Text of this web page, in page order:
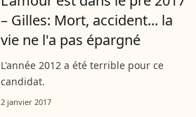
– Gilles: Mort, accident... la
vie ne l'a pas épargné
L'année 2012 a été terrible pour ce
candidat.
2 janvier 2017